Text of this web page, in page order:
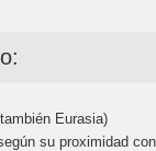
Eurasia)
su proximidad